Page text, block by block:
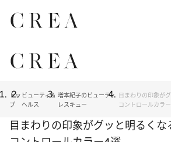
トッ
プ
ビューティ＆
ヘルス
増本紀子のビューティ
レスキュー
目まわりの印象が
コントロールカラ
目まわりの印象がグッと明るくなる！ 手放せ